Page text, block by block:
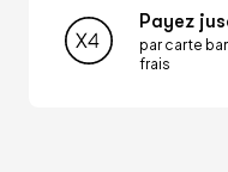
Payez
par carte
frais